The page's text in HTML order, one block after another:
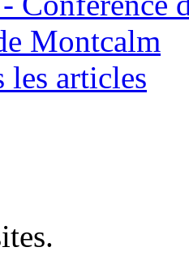
Montcalm
les articles